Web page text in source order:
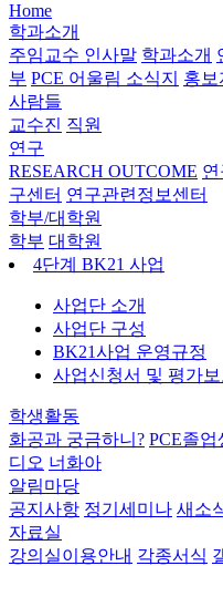
Home
학과소개
주임교수 인사말 학과소개
부 PCE 어울림 소식지 홍보
사람들
교수진 직원
연구
RESEARCH OUTCOME
구센터 연구관련정보센터
학부/대학원
학부 대학원
4단계 BK21 사업
사업단 소개
사업단 구성
BK21사업 운영규정
사업신청서 및 평가보
학생활동
화공과 궁금하니? PCE졸업
디오 너화아
알림마당
공지사항 정기세미나 새소
자료실
강의실이용안내 각종서식